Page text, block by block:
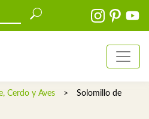
Cerdo y Aves >
Solomillo de